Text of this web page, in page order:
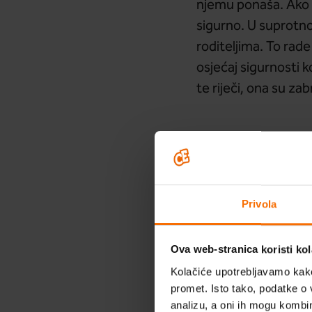
Privola
Ova web-stranica koristi
Kolačiće upotrebljavamo
promet. Isto tako, podatke
analizu, a oni ih mogu
njemu ponaša.
sigurno. U
roditeljima. To
osjećaj sigurnosti
te riječi, ona su
MARIJA